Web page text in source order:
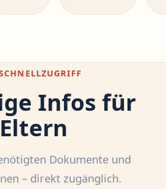
Infos für
Eltern
Dokumente und
– direkt zugänglich.